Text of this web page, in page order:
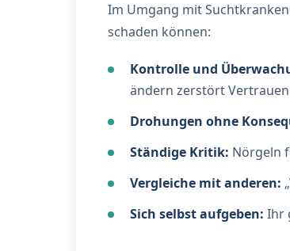
Im Umgang mit
schaden können:
Kontrolle und
ändern zerstört
Drohungen ohne
Ständige Kritik: Nörgeln
Vergleiche mit anderen:
Sich selbst aufgeben: Ihr